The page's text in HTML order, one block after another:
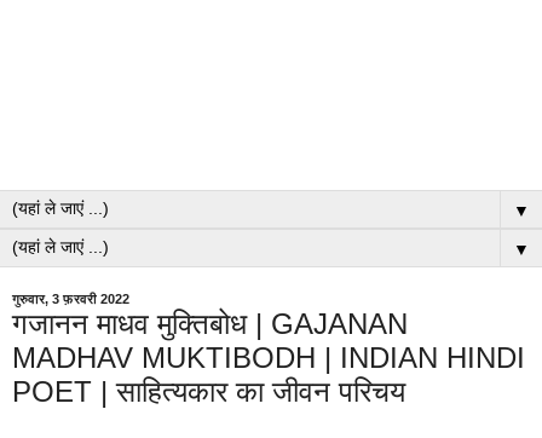
▼
▼
गुरुवार, 3 फ़रवरी 2022
गजानन माधव मुक्तिबोध | GAJANAN
MADHAV MUKTIBODH | INDIAN HINDI
POET | साहित्यकार का जीवन परिचय